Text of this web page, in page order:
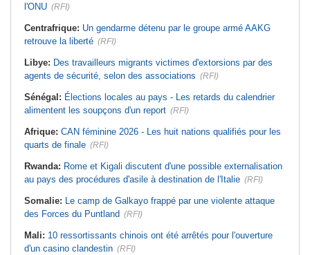
l'ONU (RFI)
Centrafrique: Un gendarme détenu par le groupe armé AAKG
retrouve la liberté (RFI)
Libye: Des travailleurs migrants victimes d'extorsions par des
agents de sécurité, selon des associations (RFI)
Sénégal: Élections locales au pays - Les retards du calendrier
alimentent les soupçons d'un report (RFI)
Afrique: CAN féminine 2026 - Les huit nations qualifiés pour les
quarts de finale (RFI)
Rwanda: Rome et Kigali discutent d'une possible externalisation
au pays des procédures d'asile à destination de l'Italie (RFI)
Somalie: Le camp de Galkayo frappé par une violente attaque
des Forces du Puntland (RFI)
Mali: 10 ressortissants chinois ont été arrêtés pour l'ouverture
d'un casino clandestin (RFI)